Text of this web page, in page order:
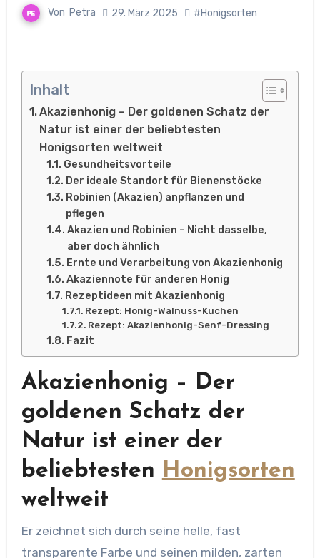
Von Petra 29. März 2025 #Honigsorten
Inhalt
Akazienhonig – Der goldenen Schatz der
Natur ist einer der beliebtesten
Honigsorten weltweit
Gesundheitsvorteile
Der ideale Standort für Bienenstöcke
Robinien (Akazien) anpflanzen und
pflegen
Akazien und Robinien – Nicht dasselbe,
aber doch ähnlich
Ernte und Verarbeitung von Akazienhonig
Akaziennote für anderen Honig
Rezeptideen mit Akazienhonig
Rezept: Honig-Walnuss-Kuchen
Rezept: Akazienhonig-Senf-Dressing
Fazit
Akazienhonig – Der
goldenen Schatz der
Natur ist einer der
beliebtesten Honigsorten
weltweit
Er zeichnet sich durch seine helle, fast
transparente Farbe und seinen milden, zarten